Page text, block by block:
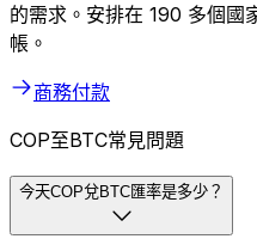
的需求。安排在 190 多個國
帳。
商務付款
COP至BTC常見問題
今天COP兌BTC匯率是多少？